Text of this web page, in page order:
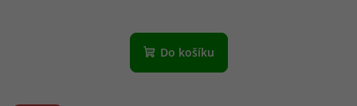
Do košíku